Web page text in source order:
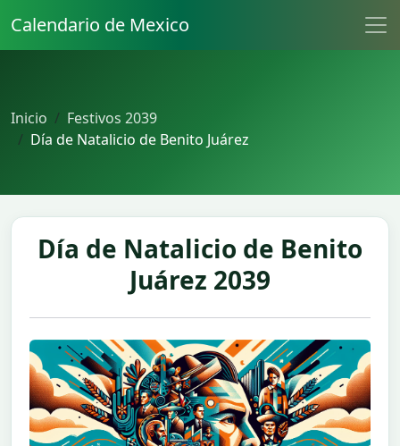
Calendario de Mexico
Inicio
Festivos 2039
Día de Natalicio de Benito Juárez
Día de Natalicio de Benito
Juárez 2039